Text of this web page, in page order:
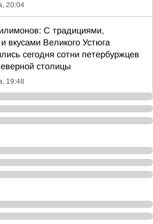
20:04
С традициями,
и вкусами Великого Устюга
сегодня сотни петербуржцев
столицы
19:48